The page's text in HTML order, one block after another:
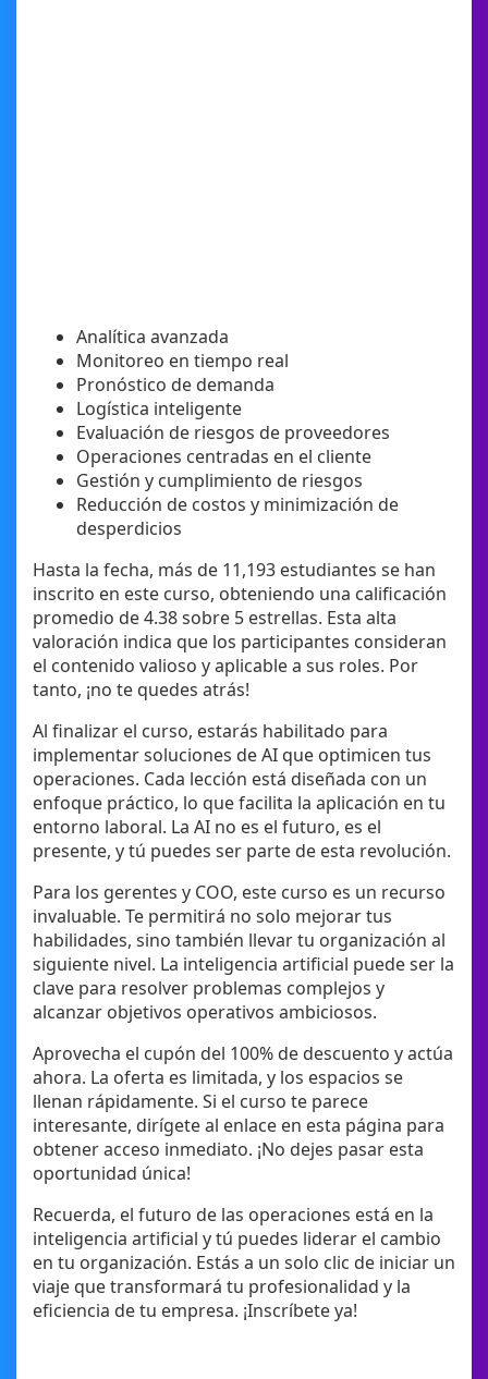
Analítica avanzada
Monitoreo en tiempo real
Pronóstico de demanda
Logística inteligente
Evaluación de riesgos de proveedores
Operaciones centradas en el cliente
Gestión y cumplimiento de riesgos
Reducción de costos y minimización de
desperdicios
Hasta la fecha, más de 11,193 estudiantes se han
inscrito en este curso, obteniendo una calificación
promedio de 4.38 sobre 5 estrellas. Esta alta
valoración indica que los participantes consideran
el contenido valioso y aplicable a sus roles. Por
tanto, ¡no te quedes atrás!
Al finalizar el curso, estarás habilitado para
implementar soluciones de AI que optimicen tus
operaciones. Cada lección está diseñada con un
enfoque práctico, lo que facilita la aplicación en tu
entorno laboral. La AI no es el futuro, es el
presente, y tú puedes ser parte de esta revolución.
Para los gerentes y COO, este curso es un recurso
invaluable. Te permitirá no solo mejorar tus
habilidades, sino también llevar tu organización al
siguiente nivel. La inteligencia artificial puede ser la
clave para resolver problemas complejos y
alcanzar objetivos operativos ambiciosos.
Aprovecha el cupón del 100% de descuento y actúa
ahora. La oferta es limitada, y los espacios se
llenan rápidamente. Si el curso te parece
interesante, dirígete al enlace en esta página para
obtener acceso inmediato. ¡No dejes pasar esta
oportunidad única!
Recuerda, el futuro de las operaciones está en la
inteligencia artificial y tú puedes liderar el cambio
en tu organización. Estás a un solo clic de iniciar un
viaje que transformará tu profesionalidad y la
eficiencia de tu empresa. ¡Inscríbete ya!